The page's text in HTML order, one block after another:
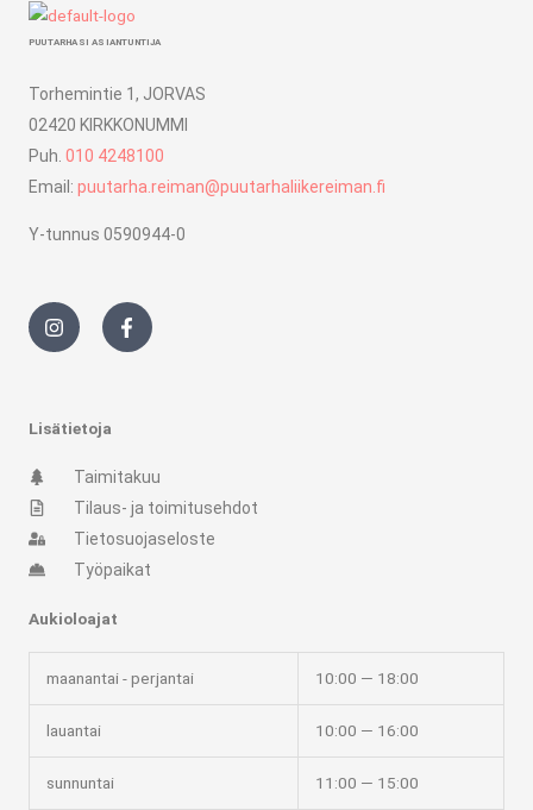
PUUTARHASI ASIANTUNTIJA
Torhemintie 1, JORVAS
02420 KIRKKONUMMI
Puh. 010 4248100
Email: puutarha.reiman@puutarhaliikereiman.fi
Y-tunnus 0590944-0
I
n
s
t
r
a
F
a
c
e
f
Lisätietoja
Taimitakuu
Tilaus- ja toimitusehdot
Tietosuojaseloste
Työpaikat
Aukioloajat
maanantai - perjantai 10:00 — 18:00
lauantai 10:00 — 16:00
sunnuntai 11:00 — 15:00